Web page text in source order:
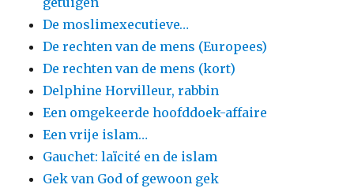
De moslimexecutieve…
De rechten van de mens (Europees)
De rechten van de mens (kort)
Delphine Horvilleur, rabbin
Een omgekeerde hoofddoek-affaire
Een vrije islam…
Gauchet: laïcité en de islam
Gek van God of gewoon gek